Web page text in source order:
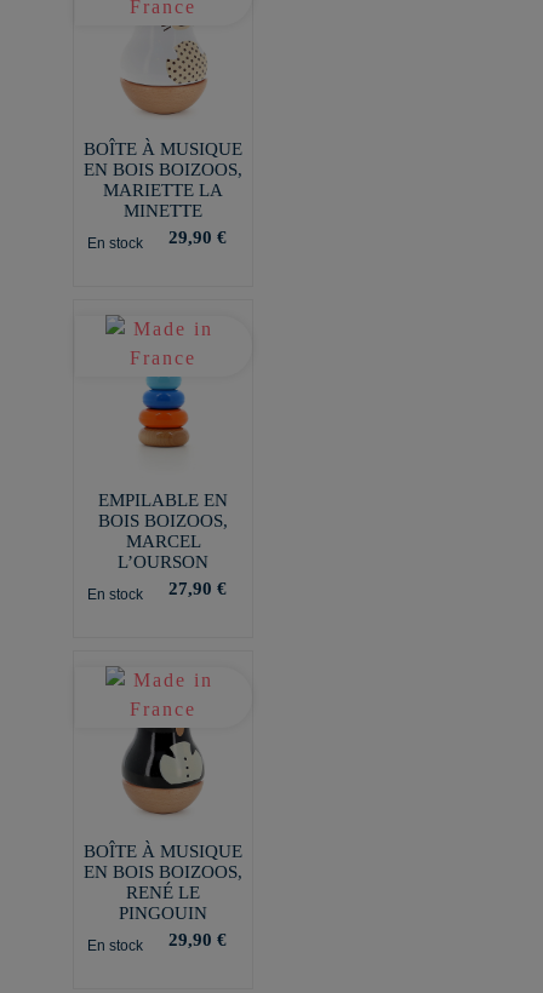
BOÎTE À MUSIQUE
EN BOIS BOIZOOS,
MARIETTE LA
MINETTE
En stock 29,90 €
EMPILABLE EN
BOIS BOIZOOS,
MARCEL
L’OURSON
En stock 27,90 €
BOÎTE À MUSIQUE
EN BOIS BOIZOOS,
RENÉ LE
PINGOUIN
En stock 29,90 €